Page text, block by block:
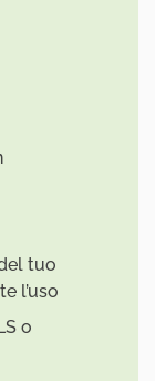
tuo
l’uso
o